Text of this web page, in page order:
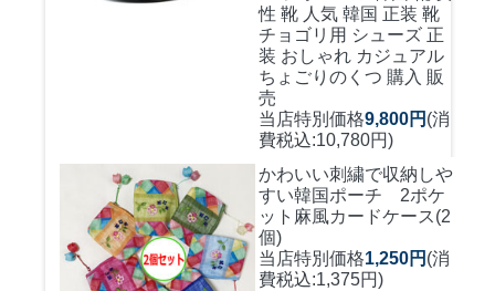
性 靴 人気 韓国 正装 靴
チョゴリ用 シューズ 正
装 おしゃれ カジュアル
ちょごりのくつ 購入 販
売
当店特別価格9,800円 (消
費税込:10,780円)
かわいい刺繍で収納しや
すい韓国ポーチ 2ポケ
ット麻風カードケース(2
個)
当店特別価格1,250円 (消
費税込:1,375円)